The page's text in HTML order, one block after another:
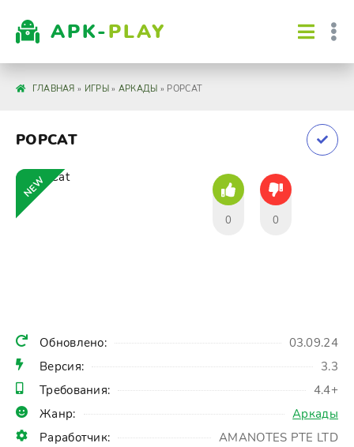
APK-PLAY
ГЛАВНАЯ » ИГРЫ» АРКАДЫ » POPCAT
POPCAT
Обновлено:
03.09.24
Версия:
3.3
Требования:
4.4+
Жанр:
Аркады
Раработчик:
AMANOTES PTE LTD
NEW
0 0